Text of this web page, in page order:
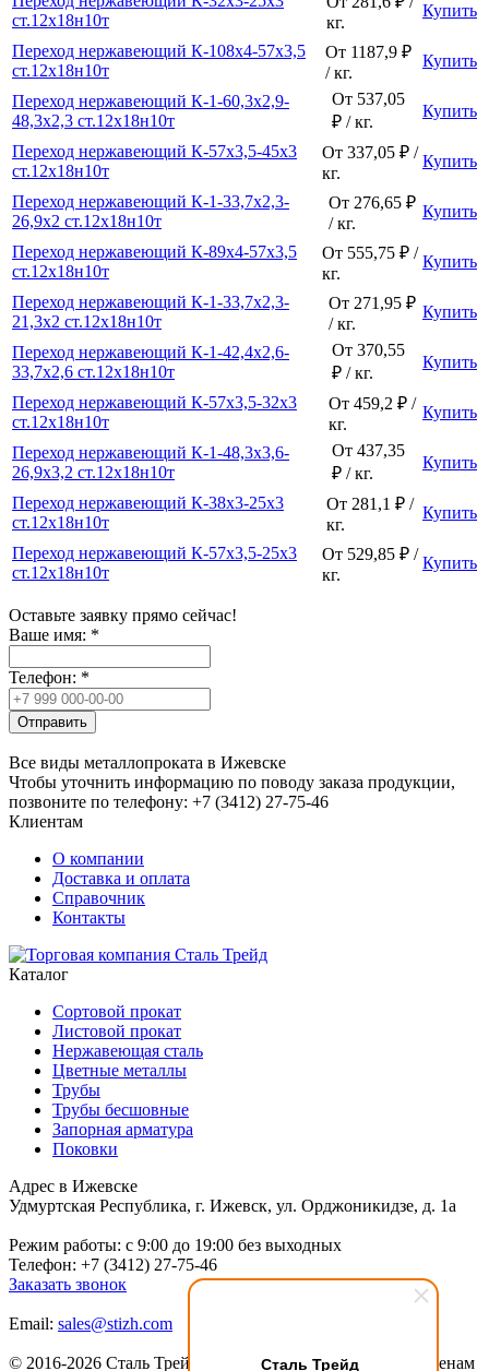
Сталь Трейд
ст.12х18н10т
кг.
Купить
Переход нержавеющий К-108х4-57х3,5
ст.12х18н10т
От 1187,9 ₽
/ кг.
Купить
Переход нержавеющий К-1-60,3х2,9-
48,3х2,3 ст.12х18н10т
От 537,05
₽ / кг.
Купить
Переход нержавеющий К-57х3,5-45х3
ст.12х18н10т
От 337,05 ₽ /
кг.
Купить
Переход нержавеющий К-1-33,7х2,3-
26,9х2 ст.12х18н10т
От 276,65 ₽
/ кг.
Купить
Переход нержавеющий К-89х4-57х3,5
ст.12х18н10т
От 555,75 ₽ /
кг.
Купить
Переход нержавеющий К-1-33,7х2,3-
21,3х2 ст.12х18н10т
От 271,95 ₽
/ кг.
Купить
Переход нержавеющий К-1-42,4х2,6-
33,7х2,6 ст.12х18н10т
От 370,55
₽ / кг.
Купить
Переход нержавеющий К-57х3,5-32х3
ст.12х18н10т
От 459,2 ₽ /
кг.
Купить
Переход нержавеющий К-1-48,3х3,6-
26,9х3,2 ст.12х18н10т
От 437,35
₽ / кг.
Купить
Переход нержавеющий К-38х3-25х3
ст.12х18н10т
От 281,1 ₽ /
кг.
Купить
Переход нержавеющий К-57х3,5-25х3
ст.12х18н10т
От 529,85 ₽ /
кг.
Купить
Оставьте заявку прямо сейчас!
Ваше имя: *
Телефон: *
Отправить
Все виды металлопроката в Ижевске
Чтобы уточнить информацию по поводу заказа продукции,
позвоните по телефону: +7 (3412) 27-75-46
Клиентам
О компании
Доставка и оплата
Справочник
Контакты
Каталог
Сортовой прокат
Листовой прокат
Нержавеющая сталь
Цветные металлы
Трубы
Трубы бесшовные
Запорная арматура
Поковки
Адрес в Ижевске
Удмуртская Республика, г. Ижевск, ул. Орджоникидзе, д. 1а
Режим работы: c 9:00 до 19:00 без выходных
Телефон: +7 (3412) 27-75-46
Заказать звонок
Email: sales@stizh.com
© 2016-2026 Сталь Трейд Металлопрокатпо выгодным ценам